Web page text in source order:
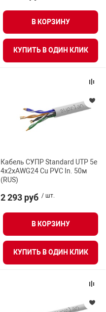
В КОРЗИНУ
КУПИТЬ В ОДИН КЛИК
Кабель СУПР Standard UTP 5e
4x2xAWG24 Cu PVC In. 50м
(RUS)
2 293 руб / шт.
В КОРЗИНУ
КУПИТЬ В ОДИН КЛИК